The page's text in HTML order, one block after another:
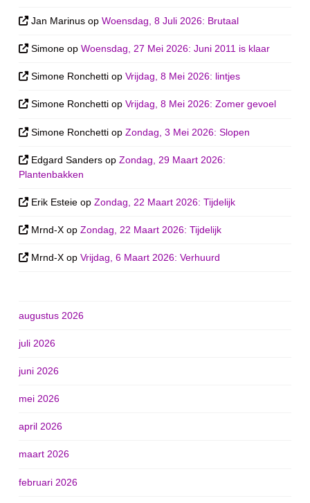
Jan Marinus opWoensdag, 8 Juli 2026: Brutaal
Simone opWoensdag, 27 Mei 2026: Juni 2011 is klaar
Simone Ronchetti opVrijdag, 8 Mei 2026: lintjes
Simone Ronchetti opVrijdag, 8 Mei 2026: Zomer gevoel
Simone Ronchetti opZondag, 3 Mei 2026: Slopen
Edgard Sanders opZondag, 29 Maart 2026:
Plantenbakken
Erik Esteie opZondag, 22 Maart 2026: Tijdelijk
Mrnd-X opZondag, 22 Maart 2026: Tijdelijk
Mrnd-X opVrijdag, 6 Maart 2026: Verhuurd
augustus 2026
juli 2026
juni 2026
mei 2026
april 2026
maart 2026
februari 2026